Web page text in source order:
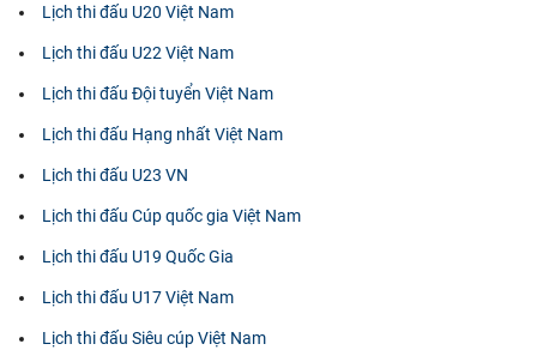
Lịch thi đấu U20 Việt Nam
Lịch thi đấu U22 Việt Nam
Lịch thi đấu Đội tuyển Việt Nam
Lịch thi đấu Hạng nhất Việt Nam
Lịch thi đấu U23 VN
Lịch thi đấu Cúp quốc gia Việt Nam
Lịch thi đấu U19 Quốc Gia
Lịch thi đấu U17 Việt Nam
Lịch thi đấu Siêu cúp Việt Nam